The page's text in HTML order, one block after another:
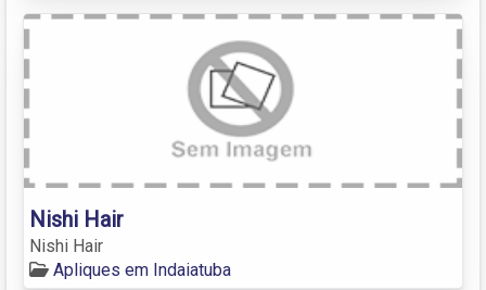
Nishi Hair
Nishi Hair
Apliques em Indaiatuba